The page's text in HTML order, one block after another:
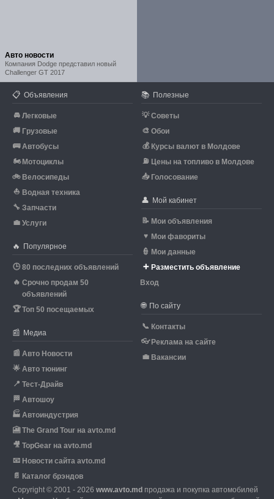
Авто новости
Компания Dodge представил новый
Challenger GT 2017
📋 Объявления
🚘 Легковые
🚚 Грузовые
🚌 Автобусы
🏍 Мотоциклы
🚲 Велосипеды
⛵ Водная техника
🔧 Запчасти
💼 Услуги
🔥 Популярное
🕒 80 последних объявлений
🔥 Срочно продам 50
объявлений
🏆Топ 50 посещаемых
📰 Медиа
📰 Авто Новости
🌟 Авто тюнинг
📍 Тест-Драйв
🏁 Автошоу
🏭 Автоиндустрия
🎦 The Grand Tour на avto.md
🎥 TopGear на avto.md
📧 Новости сайта avto.md
📄 Каталог брэндов
📚 Полезные
💡 Советы
🎨 Обои
💰 Курсы валют в Молдове
⛽ Цены на топливо в Молдове
📥 Голосование
👤 Мой кабинет
📝 Мои объявления
♥ Мои фавориты
👮 Мои данные
➕ Разместить объявление
Вход
🌐 По сайту
📞 Контакты
👓 Реклама на сайте
💼 Вакансии
Copyright © 2001 - 2026 www.avto.md продажа и покупка автомобилей